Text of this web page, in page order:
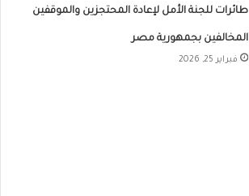
طائرات للجنة الأمل لإعادة المحتجزين والموقفين
المخالفين بجمهورية مصر
فبراير 25, 2026